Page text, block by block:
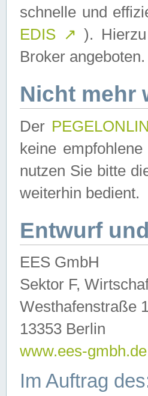
schnelle und
EDIS ↗ ).
Broker angeboten.
Nicht mehr
Der
keine
nutzen Sie bitte
weiterhin bedient.
Entwurf
EES GmbH
Sektor F,
Westhafenstraße
13353 Berlin
www.ees-gmbh.de
Im Auftrag